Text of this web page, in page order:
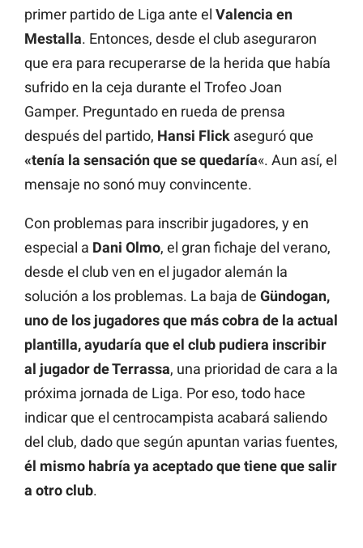
primer partido de Liga ante el Valencia en
Mestalla. Entonces, desde el club aseguraron
que era para recuperarse de la herida que había
sufrido en la ceja durante el Trofeo Joan
Gamper. Preguntado en rueda de prensa
después del partido, Hansi Flick aseguró que
«tenía la sensación que se quedaría«. Aun así, el
mensaje no sonó muy convincente.
Con problemas para inscribir jugadores, y en
especial a Dani Olmo, el gran fichaje del verano,
desde el club ven en el jugador alemán la
solución a los problemas. La baja de Gündogan,
uno de los jugadores que más cobra de la actual
plantilla, ayudaría que el club pudiera inscribir
al jugador de Terrassa, una prioridad de cara a la
próxima jornada de Liga. Por eso, todo hace
indicar que el centrocampista acabará saliendo
del club, dado que según apuntan varias fuentes,
él mismo habría ya aceptado que tiene que salir
a otro club.